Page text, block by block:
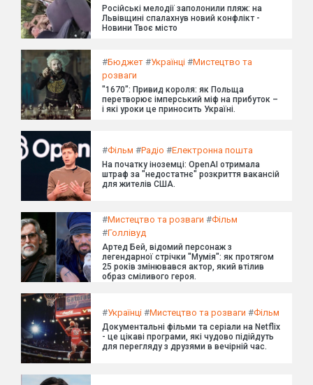
Російські мелодії заполонили пляж: на
Львівщині спалахнув новий конфлікт -
Новини Твоє місто
#Бюджет #Українці #Мистецтво та
розваги
"1670": Привид короля: як Польща
перетворює імперський міф на прибуток –
і які уроки це приносить Україні.
#Фільм #Радіо #Електронна пошта
На початку іноземці: OpenAI отримала
штраф за "недостатнє" розкриття вакансій
для жителів США.
#Мистецтво та розваги #Фільм
#Голлівуд
Артед Бей, відомий персонаж з
легендарної стрічки "Мумія": як протягом
25 років змінювався актор, який втілив
образ сміливого героя.
#Українці #Мистецтво та розваги #Фільм
Документальні фільми та серіали на Netflix
- це цікаві програми, які чудово підійдуть
для перегляду з друзями в вечірній час.